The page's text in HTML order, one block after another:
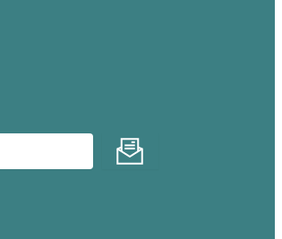
Enviar